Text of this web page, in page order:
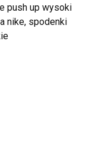
push up wysoki
nike, spodenki